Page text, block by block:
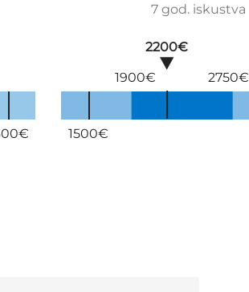
7 god. iskustva
1500€
2200€
1900€
2750€